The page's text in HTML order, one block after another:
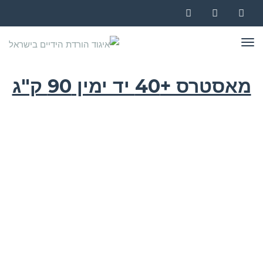
Facebook
YouTube
Instagram
תפריט
מאסטרס +40 יד ימין 90 ק"ג